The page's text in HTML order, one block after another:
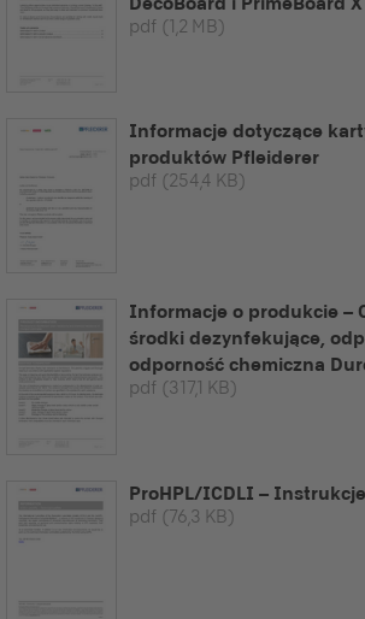
pdf (1,2 MB)
Informacje dotyczące
produktów Pfleiderer
pdf (254,4 KB)
Informacje o produkcie –
środki dezynfekujące,
odporność chemiczna
pdf (317,1 KB)
ProHPL/ICDLI –
pdf (76,3 KB)